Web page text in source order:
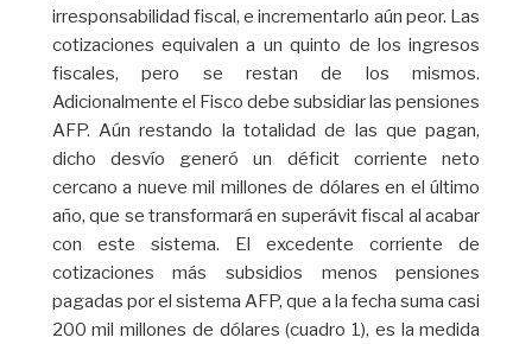
irresponsabilidad fiscal, e incrementarlo aún peor. Las
cotizaciones equivalen a un quinto de los ingresos
fiscales, pero se restan de los mismos.
Adicionalmente el Fisco debe subsidiar las pensiones
AFP. Aún restando la totalidad de las que pagan,
dicho desvío generó un déficit corriente neto
cercano a nueve mil millones de dólares en el último
año, que se transformará en superávit fiscal al acabar
con este sistema. El excedente corriente de
cotizaciones más subsidios menos pensiones
pagadas por el sistema AFP, que a la fecha suma casi
200 mil millones de dólares (cuadro 1), es la medida